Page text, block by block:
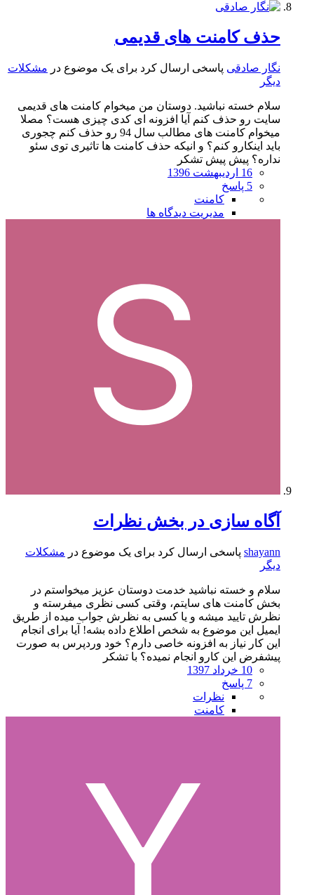
حذف کامنت های قدیمی
نگار صادقی پاسخی ارسال کرد برای یک موضوع در مشکلات
دیگر
سلام خسته نباشید. دوستان من میخوام کامنت های قدیمی
سایت رو حذف کنم آیا افزونه ای کدی چیزی هست؟ مصلا
میخوام کامنت های مطالب سال 94 رو حذف کنم چجوری
باید اینکارو کنم؟ و انیکه حذف کامنت ها تاثیری توی سئو
نداره؟ پیش پیش تشکر
16 اردیبهشت 1396
5 پاسخ
کامنت
مدیریت دیدگاه ها
آگاه سازی در بخش نظرات
shayann پاسخی ارسال کرد برای یک موضوع در مشکلات
دیگر
سلام و خسته نباشید خدمت دوستان عزیز میخواستم در
بخش کامنت های سایتم، وقتی کسی نظری میفرسته و
نظرش تایید میشه و یا کسی به نظرش جواب میده از طریق
ایمیل این موضوع به شخص اطلاع داده بشه! آیا برای انجام
این کار نیاز به افزونه خاصی دارم؟ خود وردپرس به صورت
پیشفرض این کارو انجام نمیده؟ با تشکر
10 خرداد 1397
7 پاسخ
نظرات
کامنت